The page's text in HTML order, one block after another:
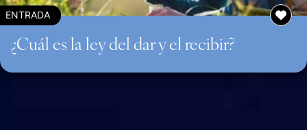
ENTRADA
¿Cuál es la ley del dar y el recibir?